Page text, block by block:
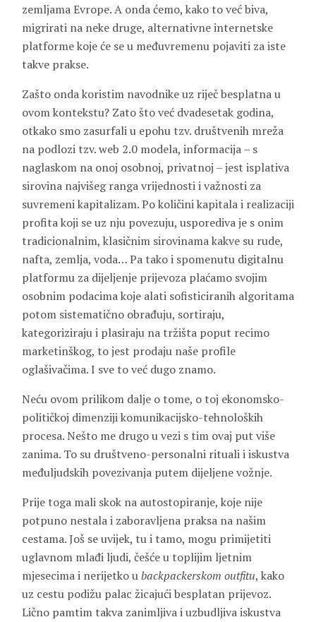
zemljama Evrope. A onda ćemo, kako to već biva,
migrirati na neke druge, alternativne internetske
platforme koje će se u međuvremenu pojaviti za iste
takve prakse.
Zašto onda koristim navodnike uz riječ besplatna u
ovom kontekstu? Zato što već dvadesetak godina,
otkako smo zasurfali u epohu tzv. društvenih mreža
na podlozi tzv. web 2.0 modela, informacija – s
naglaskom na onoj osobnoj, privatnoj – jest isplativa
sirovina najvišeg ranga vrijednosti i važnosti za
suvremeni kapitalizam. Po količini kapitala i realizaciji
profita koji se uz nju povezuju, usporediva je s onim
tradicionalnim, klasičnim sirovinama kakve su rude,
nafta, zemlja, voda… Pa tako i spomenutu digitalnu
platformu za dijeljenje prijevoza plaćamo svojim
osobnim podacima koje alati sofisticiranih algoritama
potom sistematično obrađuju, sortiraju,
kategoriziraju i plasiraju na tržišta poput recimo
marketinškog, to jest prodaju naše profile
oglašivačima. I sve to već dugo znamo.
Neću ovom prilikom dalje o tome, o toj ekonomsko-
političkoj dimenziji komunikacijsko-tehnoloških
procesa. Nešto me drugo u vezi s tim ovaj put više
zanima. To su društveno-personalni rituali i iskustva
međuljudskih povezivanja putem dijeljene vožnje.
Prije toga mali skok na autostopiranje, koje nije
potpuno nestala i zaboravljena praksa na našim
cestama. Još se uvijek, tu i tamo, mogu primijetiti
uglavnom mlađi ljudi, češće u toplijim ljetnim
mjesecima i nerijetko ubackpackerskom outfitu, kako
uz cestu podižu palac žicajući besplatan prijevoz.
Lično pamtim takva zanimljiva i uzbudljiva iskustva